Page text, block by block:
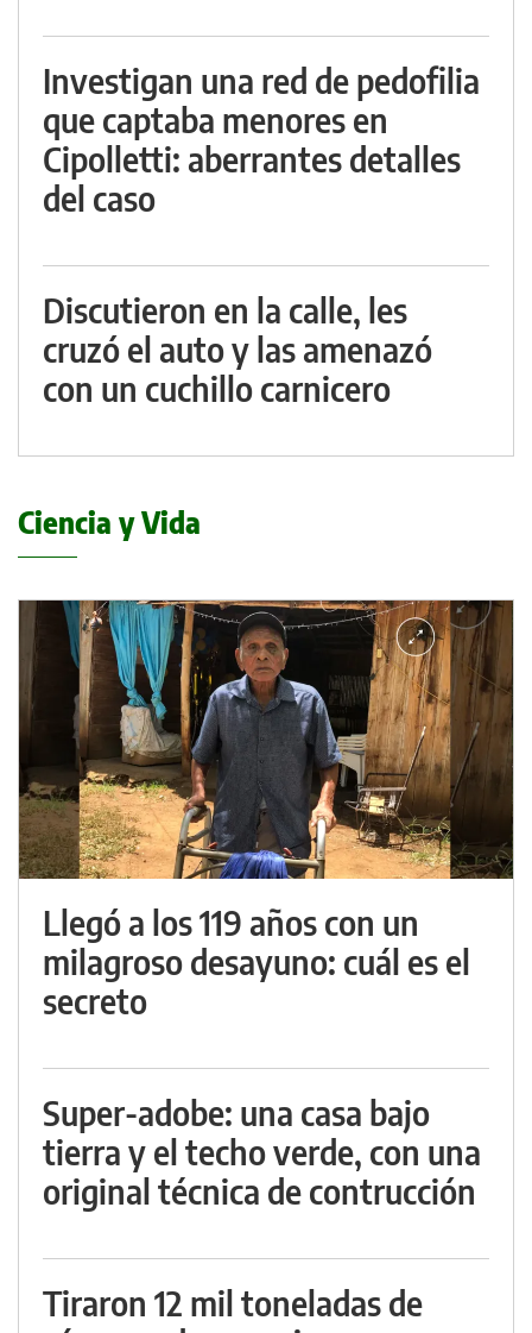
Investigan una red de pedofilia
que captaba menores en
Cipolletti: aberrantes detalles
del caso
Discutieron en la calle, les
cruzó el auto y las amenazó
con un cuchillo carnicero
Ciencia y Vida
Llegó a los 119 años con un
milagroso desayuno: cuál es el
secreto
Super-adobe: una casa bajo
tierra y el techo verde, con una
original técnica de contrucción
Tiraron 12 mil toneladas de